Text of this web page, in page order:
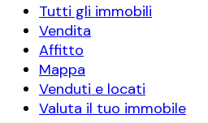
Tutti gli immobili
Vendita
Affitto
Mappa
Venduti e locati
Valuta il tuo immobile